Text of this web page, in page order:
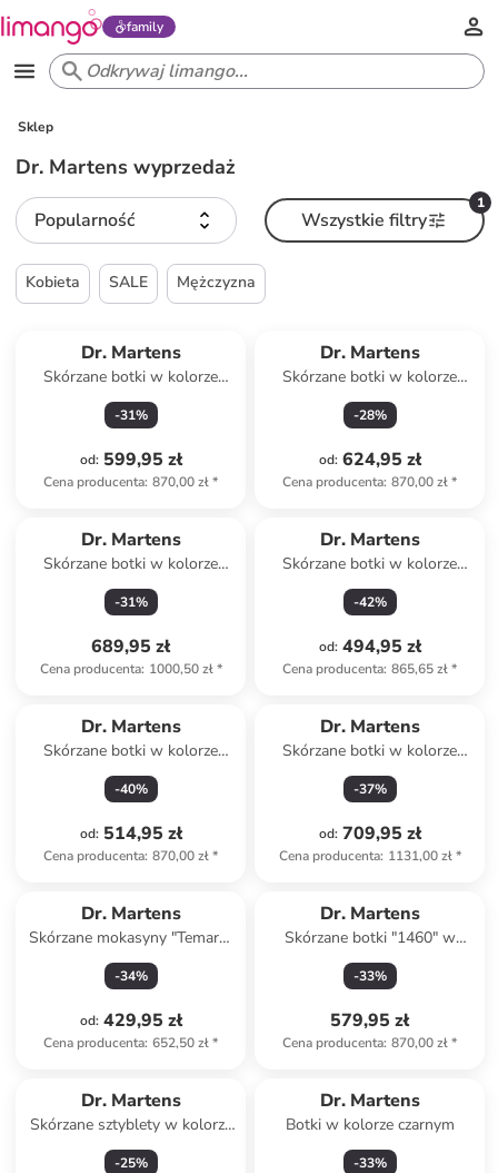
family
Sklep
Dr. Martens wyprzedaż
Popularność
1
Wszystkie filtry
Kobieta SALE Mężczyzna
Dr. Martens
Skórzane botki w kolorze
czarnym
-31%
od: 599,95 zł
Cena producenta: 870,00 zł*
Dr. Martens
Skórzane botki w kolorze
czarnym
-28%
od: 624,95 zł
Cena producenta: 870,00 zł*
Dr. Martens
Skórzane botki w kolorze
czarnym
-31%
689,95 zł
Cena producenta: 1000,50 zł*
Dr. Martens
Skórzane botki w kolorze
czarnym
-42%
od: 494,95 zł
Cena producenta: 865,65 zł*
Dr. Martens
Skórzane botki w kolorze
czarnym
-40%
od: 514,95 zł
Cena producenta: 870,00 zł*
Dr. Martens
Skórzane botki w kolorze
czarnym
-37%
od: 709,95 zł
Cena producenta: 1131,00 zł*
Dr. Martens
Skórzane mokasyny "Temara"
w kolorze czarnym
-34%
od: 429,95 zł
Cena producenta: 652,50 zł*
Dr. Martens
Skórzane botki "1460" w
kolorze brązowym
-33%
579,95 zł
Cena producenta: 870,00 zł*
Dr. Martens
Skórzane sztyblety w kolorze
czarnym
-25%
Dr. Martens
Botki w kolorze czarnym
-33%